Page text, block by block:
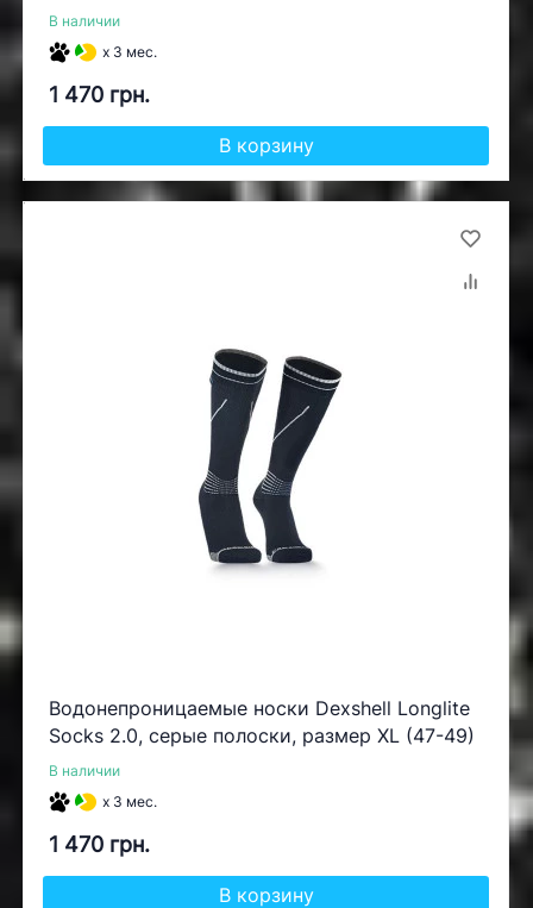
В наличии
x 3 мес.
1 470 грн.
В корзину
Водонепроницаемые носки Dexshell Longlite
Socks 2.0, серые полоски, размер XL (47-49)
В наличии
x 3 мес.
1 470 грн.
В корзину